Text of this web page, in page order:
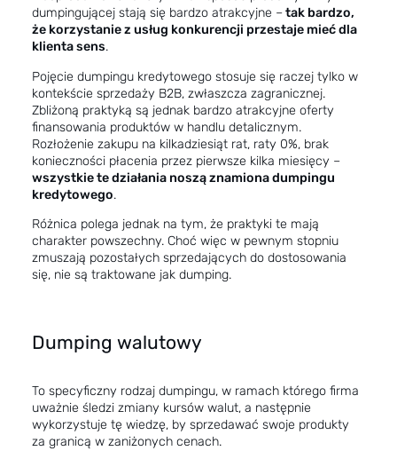
dumpingującej stają się bardzo atrakcyjne –tak bardzo,
że korzystanie z usług konkurencji przestaje mieć dla
klienta sens.
Pojęcie dumpingu kredytowego stosuje się raczej tylko w
kontekście sprzedaży B2B, zwłaszcza zagranicznej.
Zbliżoną praktyką są jednak bardzo atrakcyjne oferty
finansowania produktów w handlu detalicznym.
Rozłożenie zakupu na kilkadziesiąt rat, raty 0%, brak
konieczności płacenia przez pierwsze kilka miesięcy –
wszystkie te działania noszą znamiona dumpingu
kredytowego.
Różnica polega jednak na tym, że praktyki te mają
charakter powszechny. Choć więc w pewnym stopniu
zmuszają pozostałych sprzedających do dostosowania
się, nie są traktowane jak dumping.
Dumping walutowy
To specyficzny rodzaj dumpingu, w ramach którego firma
uważnie śledzi zmiany kursów walut, a następnie
wykorzystuje tę wiedzę, by sprzedawać swoje produkty
za granicą w zaniżonych cenach.